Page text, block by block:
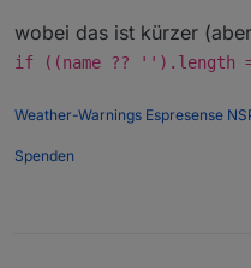
wobei das ist kürzer
if ((name ?? '').length
Weather-Warnings Espresense
Spenden